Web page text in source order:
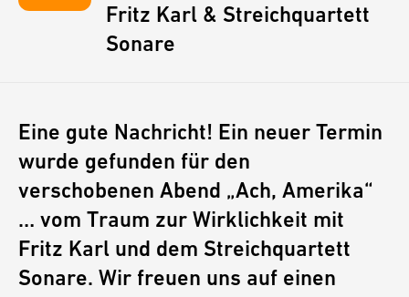
Fritz Karl & Streichquartett
Sonare
Eine gute Nachricht! Ein neuer Termin
wurde gefunden für den
verschobenen Abend „Ach, Amerika“
… vom Traum zur Wirklichkeit mit
Fritz Karl und dem Streichquartett
Sonare. Wir freuen uns auf einen